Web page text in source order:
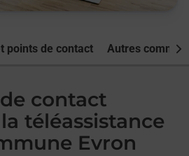
points de contact Autres
contact
téléassistance
Evron